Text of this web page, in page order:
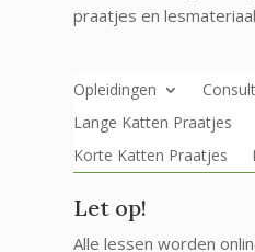
praatjes en
Opleidingen
Lange Katten Praatjes
Korte Katten Praatjes
Let op!
Alle lessen worden